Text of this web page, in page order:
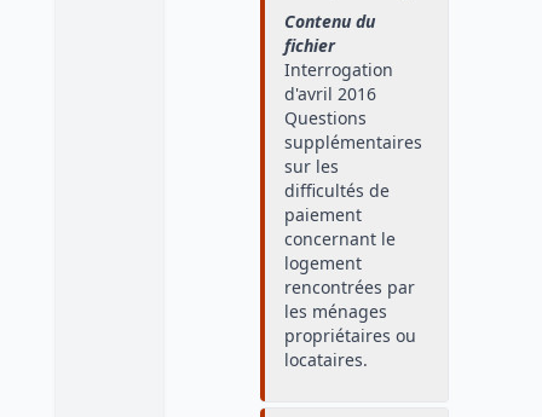
Contenu du
fichier
Interrogation
d'avril 2016
Questions
supplémentaires
sur les
difficultés de
paiement
concernant le
logement
rencontrées par
les ménages
propriétaires ou
locataires.